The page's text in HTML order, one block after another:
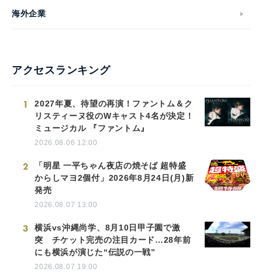
海外企業
アクセスランキング
1
2027年夏、待望の再演！ファントム＆ク
リスティーヌ役のWキャスト4名が決定！
ミュージカル 『ファントム』
2026.08.06 12:00
2
「明星 一平ちゃん夜店の焼そば 超特盛
からしマヨ2個付」2026年8月24日(月)新
発売
2026.08.07 13:00
3
横浜vs沖縄尚学、8月10日甲子園で激
突 チケット完売の注目カード…28年前
にも横浜が演じた“伝説の一戦”
2026.08.07 19:00